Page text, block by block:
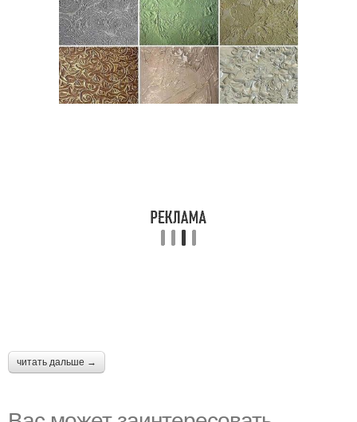
читать дальше →